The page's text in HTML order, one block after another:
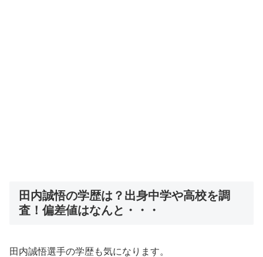
田内誠悟の学歴は？出身中学や高校を調
査！偏差値はなんと・・・
田内誠悟選手の学歴も気になります。